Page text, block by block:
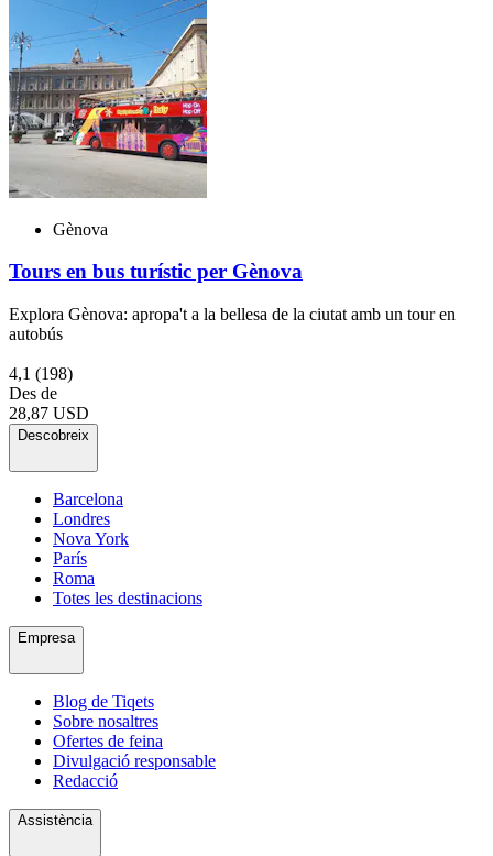
Gènova
Tours en bus turístic per Gènova
Explora Gènova: apropa't a la bellesa de la ciutat amb un tour en
autobús
4,1 (198)
Des de
28,87 USD
Descobreix
Barcelona
Londres
Nova York
París
Roma
Totes les destinacions
Empresa
Blog de Tiqets
Sobre nosaltres
Ofertes de feina
Divulgació responsable
Redacció
Assistència